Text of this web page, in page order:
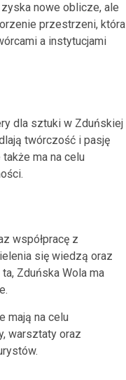
nowe oblicze, ale
przestrzeni, która
a instytucjami
dla sztuki w Zduńskiej
twórczość i pasję
ma na celu
współpracę z
się wiedzą oraz
Zduńska Wola ma
mają na celu
warsztaty oraz